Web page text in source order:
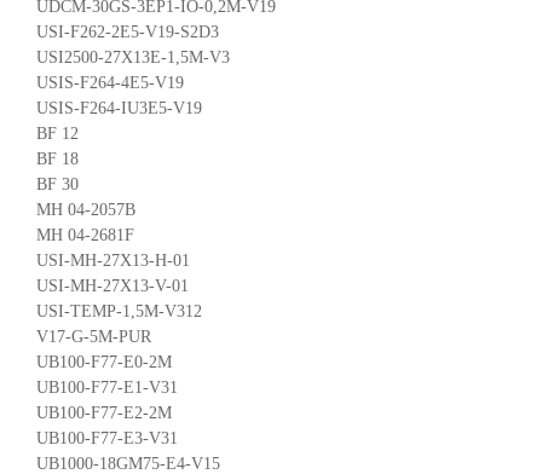
UDCM-30GS-3EP1-IO-0,2M-V19
USI-F262-2E5-V19-S2D3
USI2500-27X13E-1,5M-V3
USIS-F264-4E5-V19
USIS-F264-IU3E5-V19
BF 12
BF 18
BF 30
MH 04-2057B
MH 04-2681F
USI-MH-27X13-H-01
USI-MH-27X13-V-01
USI-TEMP-1,5M-V312
V17-G-5M-PUR
UB100-F77-E0-2M
UB100-F77-E1-V31
UB100-F77-E2-2M
UB100-F77-E3-V31
UB1000-18GM75-E4-V15